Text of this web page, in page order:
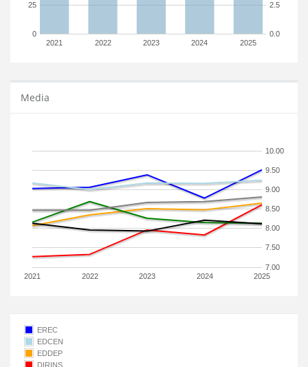
2021 2022 2023 2024 2025
0
25
0.0
2.5
Media
2021 2022 2023 2024 2025
7.00
7.50
8.00
8.50
9.00
9.50
10.00
EREC
EDCEN
EDDEP
DIRINS